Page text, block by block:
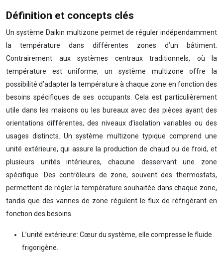
Définition et concepts clés
Un système Daikin multizone permet de réguler indépendamment
la température dans différentes zones d’un bâtiment.
Contrairement aux systèmes centraux traditionnels, où la
température est uniforme, un système multizone offre la
possibilité d’adapter la température à chaque zone en fonction des
besoins spécifiques de ses occupants. Cela est particulièrement
utile dans les maisons ou les bureaux avec des pièces ayant des
orientations différentes, des niveaux d’isolation variables ou des
usages distincts. Un système multizone typique comprend une
unité extérieure, qui assure la production de chaud ou de froid, et
plusieurs unités intérieures, chacune desservant une zone
spécifique. Des contrôleurs de zone, souvent des thermostats,
permettent de régler la température souhaitée dans chaque zone,
tandis que des vannes de zone régulent le flux de réfrigérant en
fonction des besoins.
L’unité extérieure: Cœur du système, elle compresse le fluide
frigorigène.